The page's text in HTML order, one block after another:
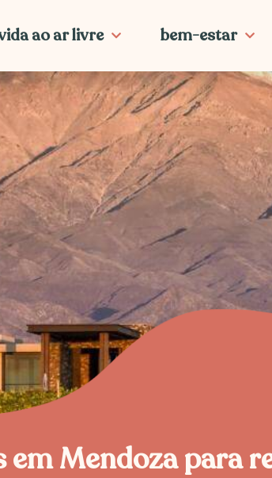
ao ar livre bem-estar
em Mendoza para